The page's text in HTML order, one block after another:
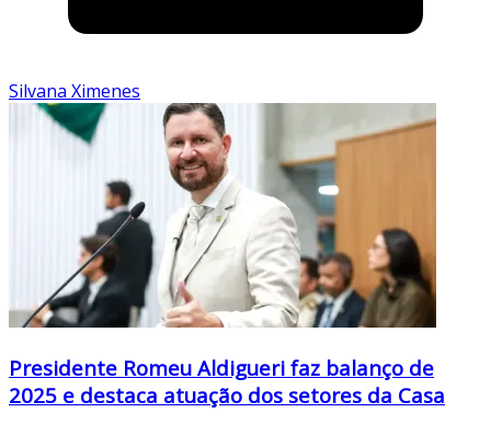
Silvana Ximenes
Presidente Romeu Aldigueri faz balanço de
2025 e destaca atuação dos setores da Casa